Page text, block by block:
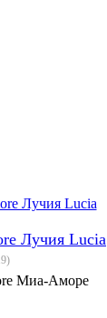
Лучия Lucia
)
Миа-Аморе